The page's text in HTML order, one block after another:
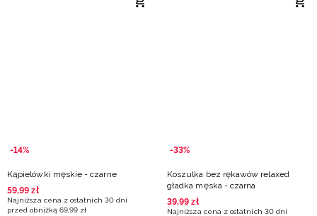
-14%
Kąpielówki męskie - czarne
59,99 zł
Najniższa cena z ostatnich 30 dni
przed obniżką 69,99 zł
-33%
Koszulka bez rękawów relaxed
gładka męska - czarna
39,99 zł
Najniższa cena z ostatnich 30 dni